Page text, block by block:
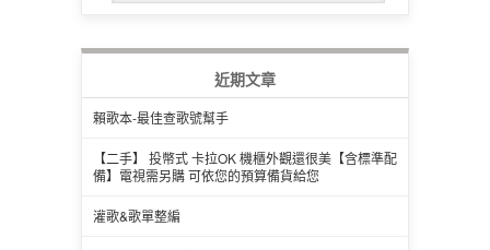
近期文章
賴歌本-最佳查歌號幫手
【二手】 投幣式 卡拉OK 機櫃外觀還很美【含標準配
備】電視需另購 可依您的預算備貨給您
灌歌&歌單整編